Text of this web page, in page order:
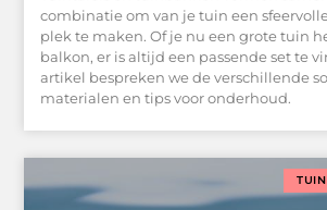
combinatie om van je tuin een
plek te maken. Of je nu een grote tuin
balkon, er is altijd een passende set te
artikel bespreken we de verschillende
materialen en tips voor onderhoud.